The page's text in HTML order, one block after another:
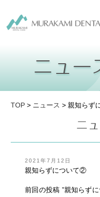
TOP > ニュース > 親知らず
投
稿
日:
2021年7月12日
親知らずについて②
前回の投稿 ”親知らず